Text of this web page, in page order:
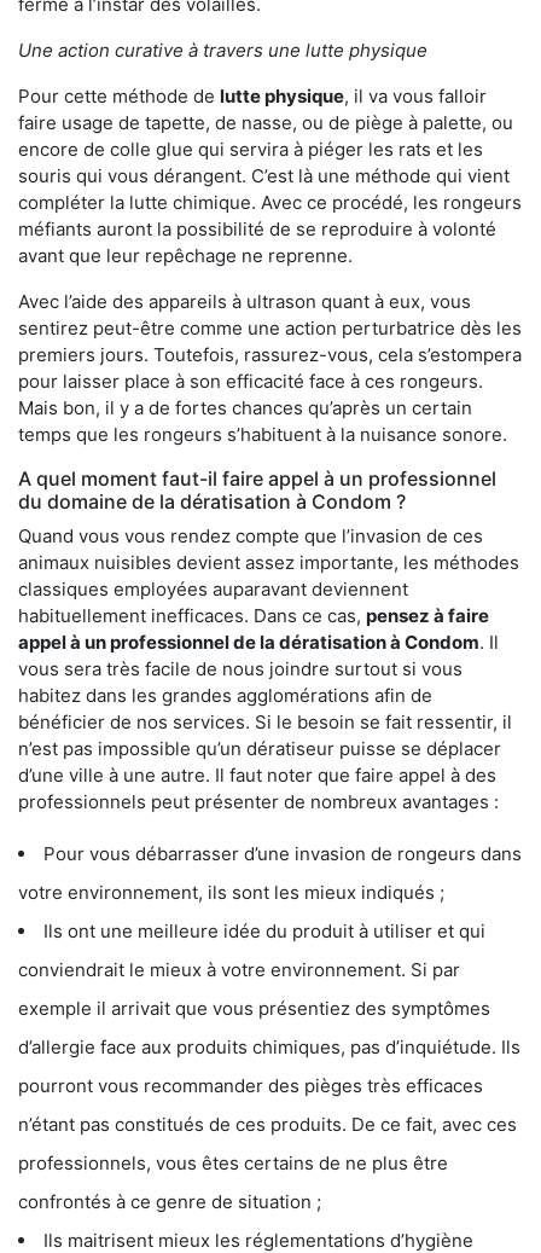
Une action curative à travers une lutte physique
Pour cette méthode de lutte physique, il va vous falloir
faire usage de tapette, de nasse, ou de piège à palette, ou
encore de colle glue qui servira à piéger les rats et les
souris qui vous dérangent. C’est là une méthode qui vient
compléter la lutte chimique. Avec ce procédé, les rongeurs
méfiants auront la possibilité de se reproduire à volonté
avant que leur repêchage ne reprenne.
Avec l’aide des appareils à ultrason quant à eux, vous
sentirez peut-être comme une action perturbatrice dès les
premiers jours. Toutefois, rassurez-vous, cela s’estompera
pour laisser place à son efficacité face à ces rongeurs.
Mais bon, il y a de fortes chances qu’après un certain
temps que les rongeurs s’habituent à la nuisance sonore.
A quel moment faut-il faire appel à un professionnel
du domaine de la dératisation à Condom ?
Quand vous vous rendez compte que l’invasion de ces
animaux nuisibles devient assez importante, les méthodes
classiques employées auparavant deviennent
habituellement inefficaces. Dans ce cas, pensez à faire
appel à un professionnel de la dératisation à Condom. Il
vous sera très facile de nous joindre surtout si vous
habitez dans les grandes agglomérations afin de
bénéficier de nos services. Si le besoin se fait ressentir, il
n’est pas impossible qu’un dératiseur puisse se déplacer
d’une ville à une autre. Il faut noter que faire appel à des
professionnels peut présenter de nombreux avantages :
Pour vous débarrasser d’une invasion de rongeurs dans
votre environnement, ils sont les mieux indiqués ;
Ils ont une meilleure idée du produit à utiliser et qui
conviendrait le mieux à votre environnement. Si par
exemple il arrivait que vous présentiez des symptômes
d’allergie face aux produits chimiques, pas d’inquiétude. Ils
pourront vous recommander des pièges très efficaces
n’étant pas constitués de ces produits. De ce fait, avec ces
professionnels, vous êtes certains de ne plus être
confrontés à ce genre de situation ;
Ils maitrisent mieux les réglementations d’hygiène